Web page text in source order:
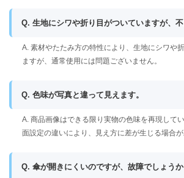
Q. 生地にシワや折り目がついていますが、
A. 素材やたたみ方の特性により、生地にシワや
ますが、通常使用には問題ございません。
Q. 色味が写真と違って見えます。
A. 商品画像はできる限り実物の色味を再現して
面設定の違いにより、見え方に差が生じる場合が
Q. 傘が開きにくいのですが、故障でしょうか